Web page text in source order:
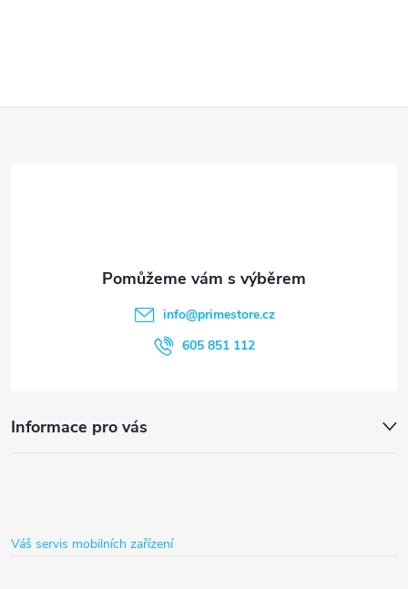
s
Informace pro vás
info@primestore.cz
605 851 112
Váš servis mobilních zařízení